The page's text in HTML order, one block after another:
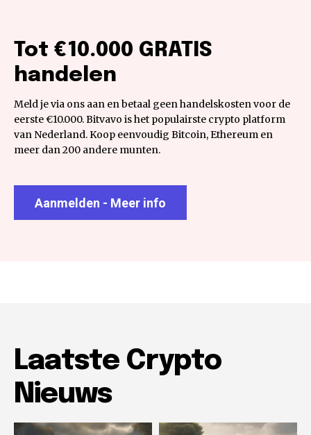
Tot €10.000 GRATIS
handelen
Meld je via ons aan en betaal geen handelskosten voor de
eerste €10.000. Bitvavo is het populairste crypto platform
van Nederland. Koop eenvoudig Bitcoin, Ethereum en
meer dan 200 andere munten.
Aanmelden - Meer info
Laatste Crypto
Nieuws